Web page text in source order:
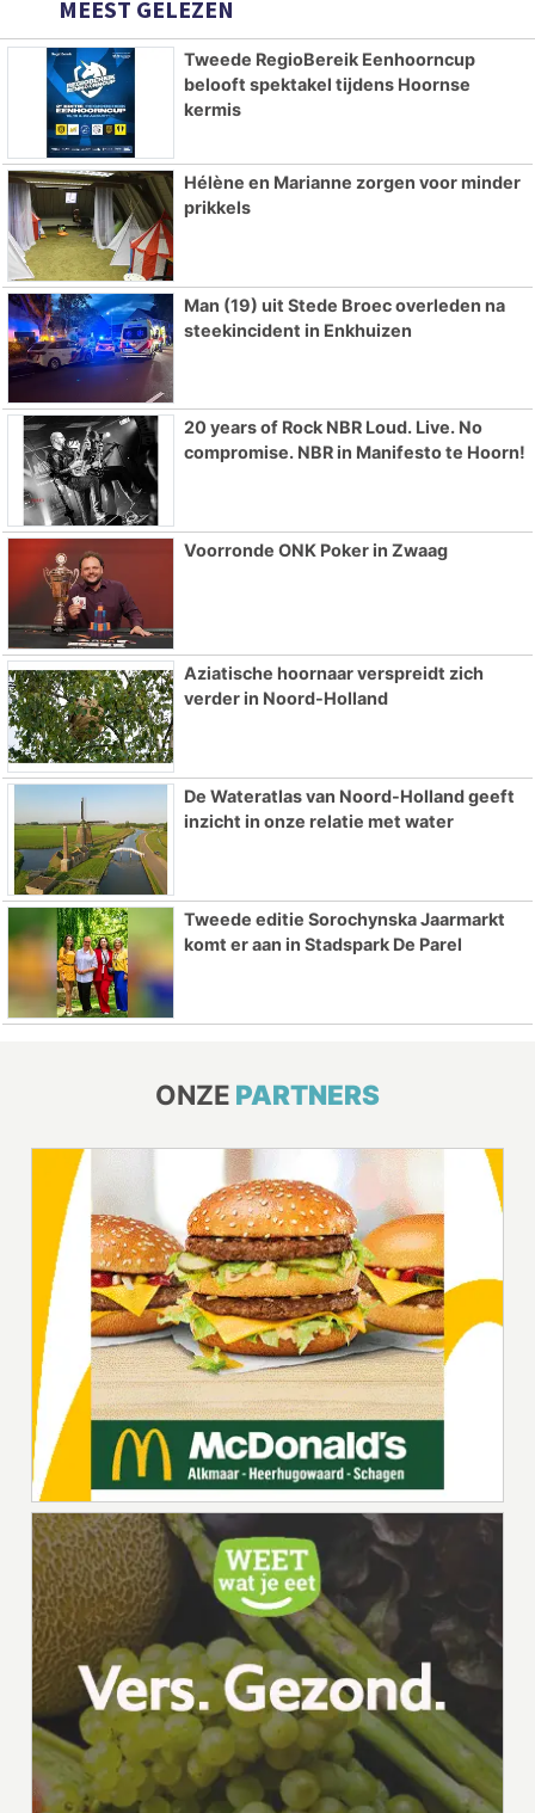
MEEST GELEZEN
Tweede RegioBereik Eenhoorncup
belooft spektakel tijdens Hoornse
kermis
Hélène en Marianne zorgen voor minder
prikkels
Man (19) uit Stede Broec overleden na
steekincident in Enkhuizen
20 years of Rock NBR Loud. Live. No
compromise. NBR in Manifesto te Hoorn!
Voorronde ONK Poker in Zwaag
Aziatische hoornaar verspreidt zich
verder in Noord-Holland
De Wateratlas van Noord-Holland geeft
inzicht in onze relatie met water
Tweede editie Sorochynska Jaarmarkt
komt er aan in Stadspark De Parel
ONZE PARTNERS